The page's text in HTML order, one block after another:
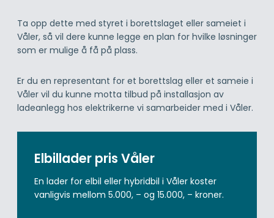
Ta opp dette med styret i borettslaget eller sameiet i
Våler, så vil dere kunne legge en plan for hvilke løsninger
som er mulige å få på plass.
Er du en representant for et borettslag eller et sameie i
Våler vil du kunne motta tilbud på installasjon av
ladeanlegg hos elektrikerne vi samarbeider med i Våler.
Elbillader pris Våler
En lader for elbil eller hybridbil i Våler koster
vanligvis mellom 5.000, – og 15.000, – kroner.